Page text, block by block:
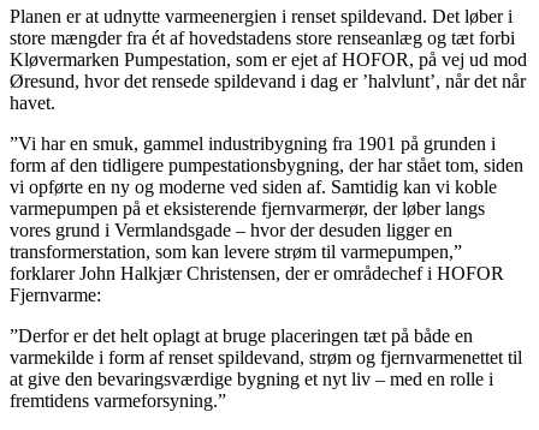
Planen er at udnytte varmeenergien i renset spildevand. Det løber i
store mængder fra ét af hovedstadens store renseanlæg og tæt forbi
Kløvermarken Pumpestation, som er ejet af HOFOR, på vej ud mod
Øresund, hvor det rensede spildevand i dag er ’halvlunt’, når det når
havet.
”Vi har en smuk, gammel industribygning fra 1901 på grunden i
form af den tidligere pumpestationsbygning, der har stået tom, siden
vi opførte en ny og moderne ved siden af. Samtidig kan vi koble
varmepumpen på et eksisterende fjernvarmerør, der løber langs
vores grund i Vermlandsgade – hvor der desuden ligger en
transformerstation, som kan levere strøm til varmepumpen,”
forklarer John Halkjær Christensen, der er områdechef i HOFOR
Fjernvarme:
”Derfor er det helt oplagt at bruge placeringen tæt på både en
varmekilde i form af renset spildevand, strøm og fjernvarmenettet til
at give den bevaringsværdige bygning et nyt liv – med en rolle i
fremtidens varmeforsyning.”